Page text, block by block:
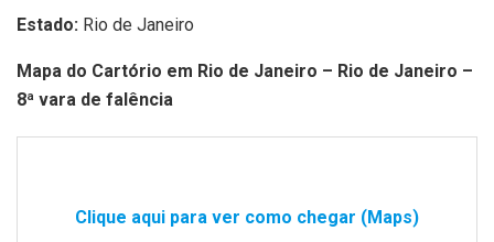
Estado: Rio de Janeiro
Mapa do Cartório em Rio de Janeiro – Rio de Janeiro –
8ª vara de falência
Clique aqui para ver como chegar (Maps)